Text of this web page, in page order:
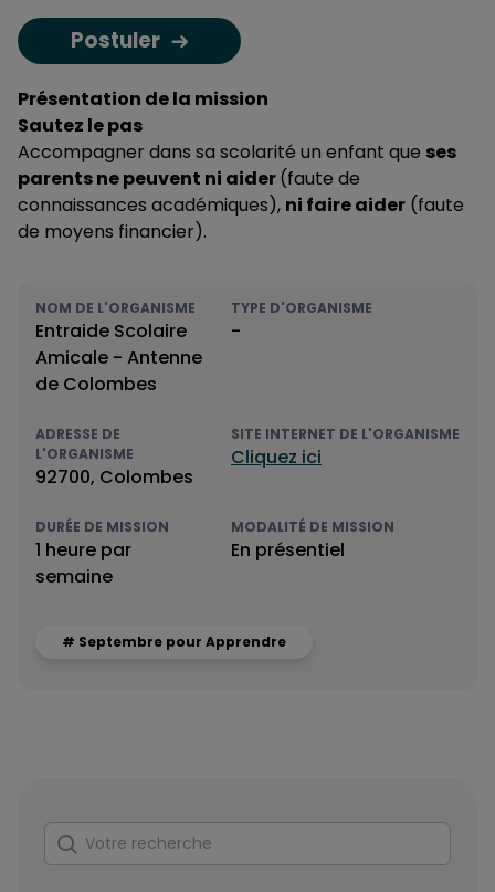
Postuler
Présentation de la mission
Sautez le pas
Accompagner dans sa scolarité un enfant que ses
parents ne peuvent ni aider(faute de
connaissances académiques), ni faire aider (faute
de moyens financier).
NOM DE L'ORGANISME
Entraide Scolaire
Amicale - Antenne
de Colombes
TYPE D'ORGANISME
-
ADRESSE DE
L'ORGANISME
92700, Colombes
SITE INTERNET DE L'ORGANISME
Cliquez ici
DURÉE DE MISSION
1 heure par
semaine
MODALITÉ DE MISSION
En présentiel
# Septembre pour Apprendre
Rechercher
Votre recherche